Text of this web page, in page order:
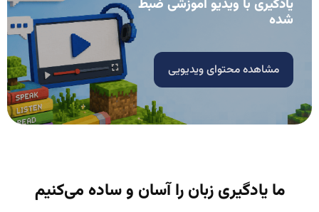
یادگیری با ویدیو آموزشی ضبط
شده
مشاهده محتوای ویدیویی
ما یادگیری زبان را آسان و ساده می‌کنیم